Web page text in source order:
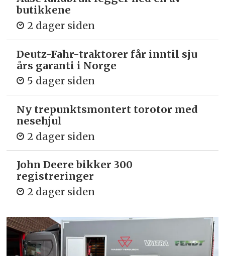
butikkene
2 dager siden
Deutz-Fahr-traktorer får inntil sju
års garanti i Norge
5 dager siden
Ny trepunkts­montert torotor med
nesehjul
2 dager siden
John Deere bikker 300
registreringer
2 dager siden